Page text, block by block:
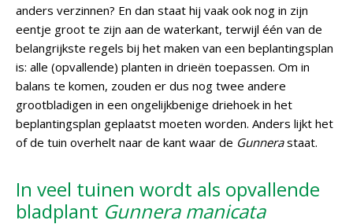
anders verzinnen? En dan staat hij vaak ook nog in zijn
eentje groot te zijn aan de waterkant, terwijl één van de
belangrijkste regels bij het maken van een beplantingsplan
is: alle (opvallende) planten in drieën toepassen. Om in
balans te komen, zouden er dus nog twee andere
grootbladigen in een ongelijkbenige driehoek in het
beplantingsplan geplaatst moeten worden. Anders lijkt het
of de tuin overhelt naar de kant waar de Gunnerastaat.
In veel tuinen wordt als opvallende
bladplant Gunnera manicata